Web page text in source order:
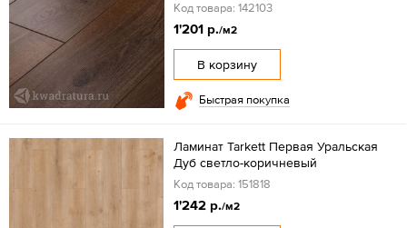
Код товара: 142103
1'201 р./м2
В корзину
Быстрая покупка
Ламинат Tarkett Первая Уральская
Дуб светло-коричневый
Код товара: 151818
1'242 р./м2